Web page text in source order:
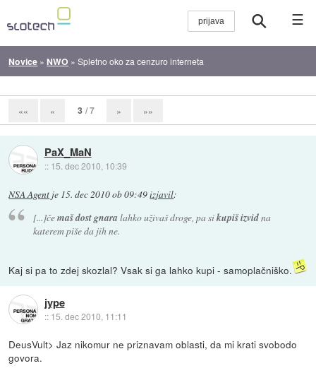
☰
Novice » NWO »Spletno oko za cenzuro interneta
«« « 3 / 7 » »»
PaX_MaN
:: 15. dec 2010, 10:39
NSA Agent je 15. dec 2010 ob 09:49izjavil:
[...]čemaš dost gnara lahko uživaš droge, pa sikupiš izvidna
katerem piše da jih ne.
Kaj si pa to zdej skozlal? Vsak si ga lahko kupi - samoplačniško.
jype
:: 15. dec 2010, 11:11
DeusVult> Jaz nikomur ne priznavam oblasti, da mi krati svobodo
govora.